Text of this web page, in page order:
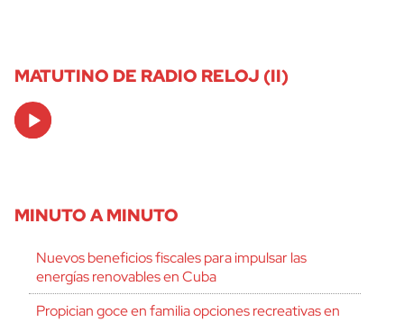
MATUTINO DE RADIO RELOJ (II)
Audio
Player
MINUTO A MINUTO
Nuevos beneficios fiscales para impulsar las
energías renovables en Cuba
Propician goce en familia opciones recreativas en